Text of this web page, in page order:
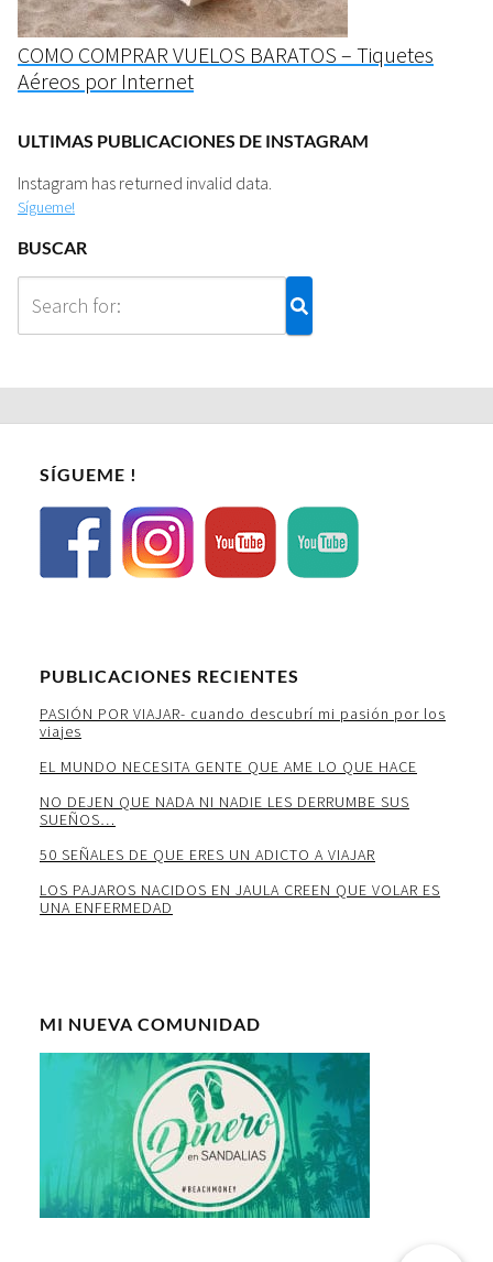
COMO COMPRAR VUELOS BARATOS – Tiquetes
Aéreos por Internet
ULTIMAS PUBLICACIONES DE INSTAGRAM
Instagram has returned invalid data.
Sígueme!
BUSCAR
SÍGUEME !
PUBLICACIONES RECIENTES
PASIÓN POR VIAJAR- cuando descubrí mi pasión por los
viajes
EL MUNDO NECESITA GENTE QUE AME LO QUE HACE
NO DEJEN QUE NADA NI NADIE LES DERRUMBE SUS
SUEÑOS…
50 SEÑALES DE QUE ERES UN ADICTO A VIAJAR
LOS PAJAROS NACIDOS EN JAULA CREEN QUE VOLAR ES
UNA ENFERMEDAD
MI NUEVA COMUNIDAD